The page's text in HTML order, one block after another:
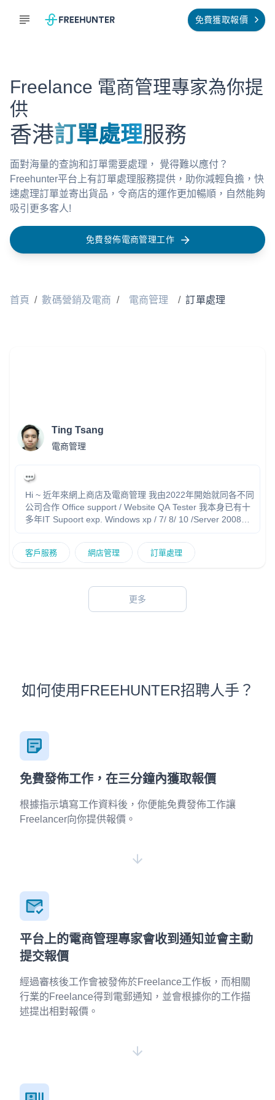
免費獲取報價
Freelance 電商管理專家為你提
供
香港訂單處理服務
面對海量的查詢和訂單需要處理， 覺得難以應付？
Freehunter平台上有訂單處理服務提供，助你減輕負擔，快
速處理訂單並寄出貨品，令商店的運作更加暢順，自然能夠
吸引更多客人!
免費發佈電商管理工作
首頁 / 數碼營銷及電商 / 電商管理 / 訂單處理
Ting Tsang
電商管理
Hi ~ 近年來網上商店及電商管理 我由2022年開始就同各不同
公司合作 Office support / Website QA Tester 我本身已有十
多年IT Supoort exp. Windows xp / 7/ 8/ 10 /Server 2008
驗, 更有自己專業團隊去提供服務
客戶服務 網店管理 訂單處理
更多
如何使用FREEHUNTER招聘人手？
免費發佈工作，在三分鐘內獲取報價
根據指示填寫工作資料後，你便能免費發佈工作讓
Freelancer向你提供報價。
平台上的電商管理專家會收到通知並會主動
提交報價
經過審核後工作會被發佈於Freelance工作板，而相關
行業的Freelance得到電郵通知，並會根據你的工作描
述提出相對報價。